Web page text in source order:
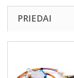
PRIEDAI